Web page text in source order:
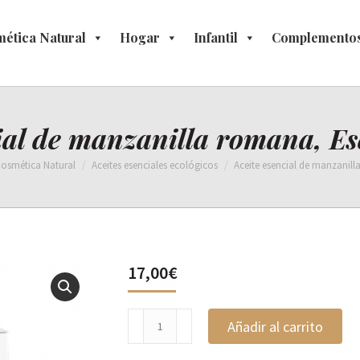
Natural Hogar Infantil
de manzanilla romana,
Natural Aceites esenciales ecológicos Aceite esencial de
17,00€
esencial
de
Añadir al carrito
Natural Hogar Infantil